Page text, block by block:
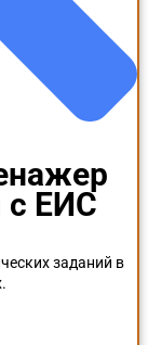
с ЕИС
заданий в